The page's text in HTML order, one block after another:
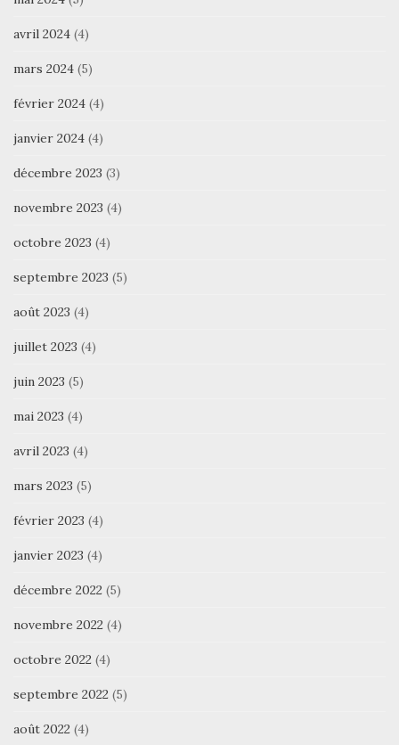
avril 2024 (4)
mars 2024 (5)
février 2024 (4)
janvier 2024 (4)
décembre 2023 (3)
novembre 2023 (4)
octobre 2023 (4)
septembre 2023 (5)
août 2023 (4)
juillet 2023 (4)
juin 2023 (5)
mai 2023 (4)
avril 2023 (4)
mars 2023 (5)
février 2023 (4)
janvier 2023 (4)
décembre 2022 (5)
novembre 2022 (4)
octobre 2022 (4)
septembre 2022 (5)
août 2022 (4)